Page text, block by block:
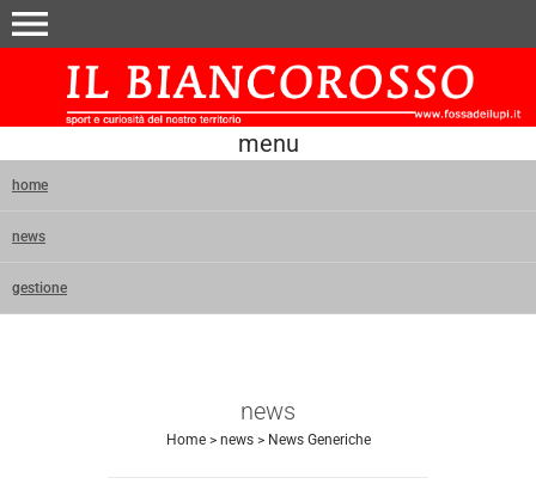
menu
menu
home
news
gestione
news
Home> news> News Generiche